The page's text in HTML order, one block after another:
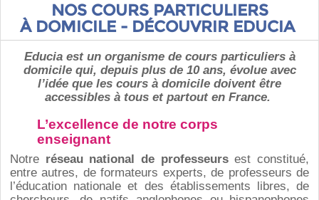
NOS COURS PARTICULIERS
À DOMICILE - DÉCOUVRIR EDUCIA
Educia est un organisme de cours particuliers à
domicile qui, depuis plus de 10 ans, évolue avec
l’idée que les cours à domicile doivent être
accessibles à tous et partout en France.
L’excellence de notre corps
enseignant
Notre réseau national de professeursest constitué,
entre autres, de formateurs experts, de professeurs de
l’éducation nationale et des établissements libres, de